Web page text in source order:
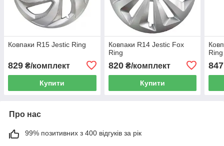
Ковпаки R15 Jestic Ring
829 ₴/комплект
Купити
Ковпаки R14 Jestic Fox
Ring
820₴/комплект
Купити
Ring
847
Про нас
99% позитивних з 400 відгуків за рік